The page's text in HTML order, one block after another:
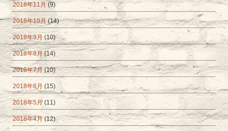
2018年11月 (9)
2018年10月 (14)
2018年9月 (10)
2018年8月(14)
2018年7月(10)
2018年6月 (15)
2018年5月 (11)
2018年4月(12)